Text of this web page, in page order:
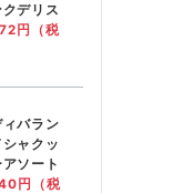
デリス
円（税
ィバラン
シャクッ
ソート
円（税